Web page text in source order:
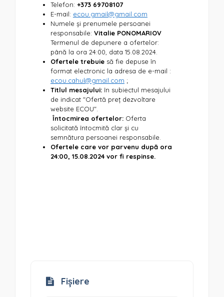
Telefon: +373 69708107
E-mail: ecou.gmail@gmail.com
Numele și prenumele persoanei
responsabile: Vitalie PONOMARIOV
Termenul de depunere a ofertelor:
până la ora 24:00, data 15.08.2024.
Ofertele trebuiesă fie depuse în
format electronic la adresa de e-mail :
ecou.cahul@gmail.com ;
Titlul mesajului:în subiectul mesajului
de indicat "Ofertă preț dezvoltare
website ECOU".
Întocmirea ofertelor:Oferta
solicitată întocmită clar și cu
semnătura persoanei responsabile.
Ofertele care vor parvenu după ora
24:00, 15.08.2024 vor fi respinse.
Fișiere